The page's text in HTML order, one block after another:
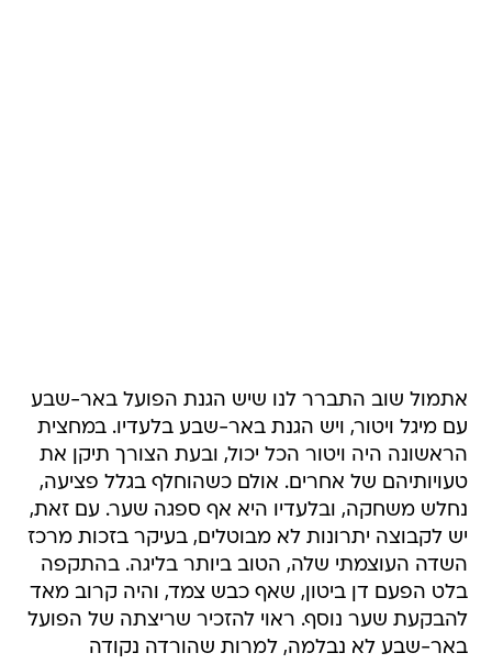
אתמול שוב התברר לנו שיש הגנת הפועל באר-שבע
עם מיגל ויטור, ויש הגנת באר-שבע בלעדיו. במחצית
הראשונה היה ויטור הכל יכול, ובעת הצורך תיקן את
טעויותיהם של אחרים. אולם כשהוחלף בגלל פציעה,
נחלש משחקה, ובלעדיו היא אף ספגה שער. עם זאת,
יש לקבוצה יתרונות לא מבוטלים, בעיקר בזכות מרכז
השדה העוצמתי שלה, הטוב ביותר בליגה. בהתקפה
בלט הפעם דן ביטון, שאף כבש צמד, והיה קרוב מאד
להבקעת שער נוסף. ראוי להזכיר שריצתה של הפועל
באר-שבע לא נבלמה, למרות שהורדה נקודה